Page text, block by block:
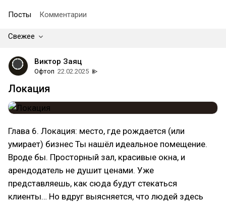
Посты Комментарии
Свежее
Виктор Заяц
Офтоп 22.02.2025
Локация
Глава 6. Локация: место, где рождается (или
умирает) бизнес Ты нашёл идеальное помещение.
Вроде бы. Просторный зал, красивые окна, и
арендодатель не душит ценами. Уже
представляешь, как сюда будут стекаться
клиенты… Но вдруг выясняется, что людей здесь